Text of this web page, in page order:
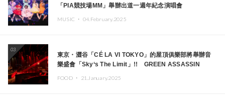
「PIA競技場MM」舉辦出道一週年紀念演唱會
MUSIC ・ 04.February.2025
03
東京・澀谷「CÉ LA VI TOKYO」的屋頂俱樂部將舉辦音
樂盛會「Sky‘s The Limit」!! GREEN ASSASSIN
本頂尖DJ及創作者齊聚一堂
FOOD ・ 21.January.2025